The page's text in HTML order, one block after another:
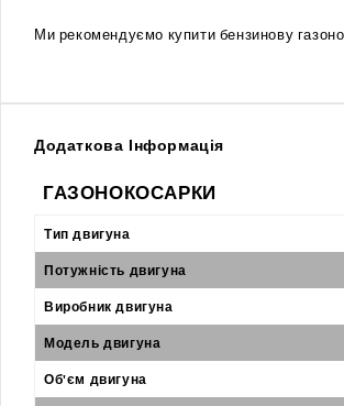
Ми рекомендуємо купити бензинову
Додаткова Інформація
ГАЗОНОКОСАРКИ
Тип двигуна
Потужність двигуна
Виробник двигуна
Модель двигуна
Об'єм двигуна